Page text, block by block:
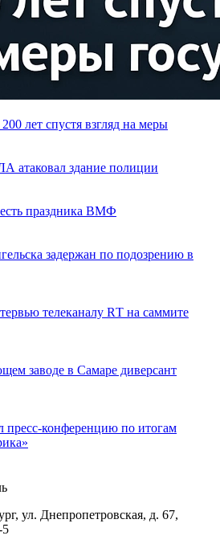
лет спустя взгляд на меры
атаковал здание полиции
праздника ВМФ
задержан по подозрению в
телеканалу RТ на саммите
заводе в Самаре диверсант
конференцию по итогам
ул. Днепропетровская, д. 67,